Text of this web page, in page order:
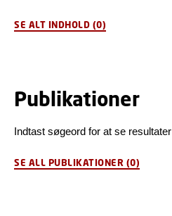
SE ALT INDHOLD (0)
Publikationer
Indtast søgeord for at se resultater
SE ALL PUBLIKATIONER (0)